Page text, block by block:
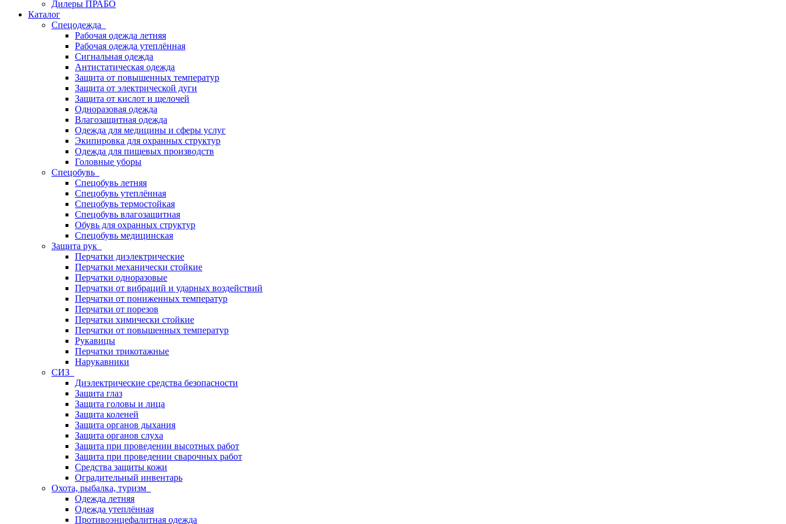
Дилеры ПРАБО
Каталог
Спецодежда
Рабочая одежда летняя
Рабочая одежда утеплённая
Сигнальная одежда
Антистатическая одежда
Защита от повышенных температур
Защита от электрической дуги
Защита от кислот и щелочей
Одноразовая одежда
Влагозащитная одежда
Одежда для медицины и сферы услуг
Экипировка для охранных структур
Одежда для пищевых производств
Головные уборы
Спецобувь
Спецобувь летняя
Спецобувь утеплённая
Спецобувь термостойкая
Спецобувь влагозащитная
Обувь для охранных структур
Спецобувь медицинская
Защита рук
Перчатки диэлектрические
Перчатки механически стойкие
Перчатки одноразовые
Перчатки от вибраций и ударных воздействий
Перчатки от пониженных температур
Перчатки от порезов
Перчатки химически стойкие
Перчатки от повышенных температур
Рукавицы
Перчатки трикотажные
Нарукавники
СИЗ
Диэлектрические средства безопасности
Защита глаз
Защита головы и лица
Защита коленей
Защита органов дыхания
Защита органов слуха
Защита при проведении высотных работ
Защита при проведении сварочных работ
Средства защиты кожи
Оградительный инвентарь
Охота, рыбалка, туризм
Одежда летняя
Одежда утеплённая
Противоэнцефалитная одежда